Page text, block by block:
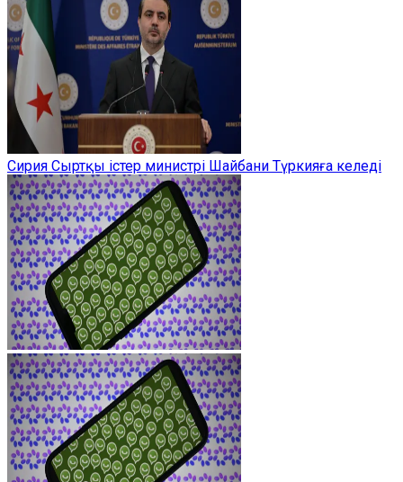
Сирия Сыртқы істер министрі Шайбани Түркияға келеді